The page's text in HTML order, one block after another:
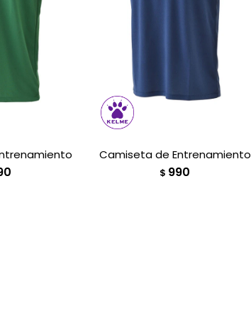
Camiseta de Entrenamiento
$ 990